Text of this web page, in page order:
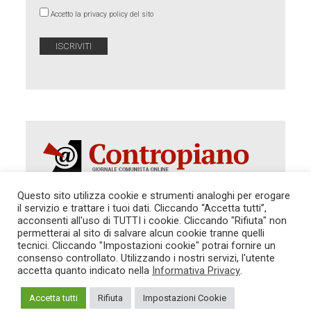
Accetto la privacy policy del sito
Autorizzazione del Tribunale di Roma 286 del 31
dicembre 2014. Direttore Responsabile: Sergio
Cararo. Indirizzo: V.Casalbruciato 27- sc. B - 00159
Roma -
Tel. 06.640.122.19 -redazione@contropiano.org
TG CONTROPIANO
LINK CONSIGLIATI
PRIVACY
COOKIE POLICY
Questo sito utilizza cookie e strumenti analoghi per erogare
il servizio e trattare i tuoi dati. Cliccando “Accetta tutti”,
acconsenti all'uso di TUTTI i cookie. Cliccando "Rifiuta" non
permetterai al sito di salvare alcun cookie tranne quelli
tecnici. Cliccando "Impostazioni cookie" potrai fornire un
consenso controllato. Utilizzando i nostri servizi, l'utente
accetta quanto indicato nella Informativa Privacy.
Accetta tutti Rifiuta Impostazioni Cookie